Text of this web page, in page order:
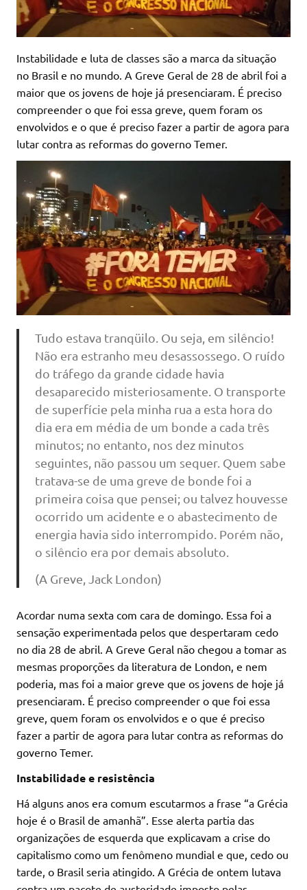
Instabilidade e luta de classes são a marca da situação
no Brasil e no mundo. A Greve Geral de 28 de abril foi a
maior que os jovens de hoje já presenciaram. É preciso
compreender o que foi essa greve, quem foram os
envolvidos e o que é preciso fazer a partir de agora para
lutar contra as reformas do governo Temer.
Tudo estava tranqüilo. Ou seja, em silêncio!
Não era estranho meu desassossego. O ruído
do tráfego da grande cidade havia
desaparecido misteriosamente. O transporte
de superfície pela minha rua a esta hora do
dia era em média de um bonde a cada três
minutos; no entanto, nos dez minutos
seguintes, não passou um sequer. Quem sabe
tratava-se de uma greve de bonde foi a
primeira coisa que pensei; ou talvez houvesse
ocorrido um acidente e o abastecimento de
energia havia sido interrompido. Porém não,
o silêncio era por demais absoluto.
(A Greve, Jack London)
Acordar numa sexta com cara de domingo. Essa foi a
sensação experimentada pelos que despertaram cedo
no dia 28 de abril. A Greve Geral não chegou a tomar as
mesmas proporções da literatura de London, e nem
poderia, mas foi a maior greve que os jovens de hoje já
presenciaram. É preciso compreender o que foi essa
greve, quem foram os envolvidos e o que é preciso
fazer a partir de agora para lutar contra as reformas do
governo Temer.
Instabilidade e resistência
Há alguns anos era comum escutarmos a frase “a Grécia
hoje é o Brasil de amanhã”. Esse alerta partia das
organizações de esquerda que explicavam a crise do
capitalismo como um fenômeno mundial e que, cedo ou
tarde, o Brasil seria atingido. A Grécia de ontem lutava